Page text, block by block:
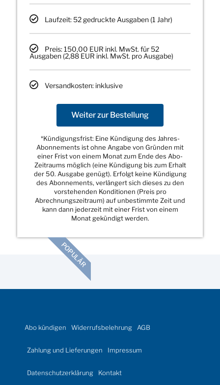
Laufzeit: 52 gedruckte Ausgaben (1 Jahr)
Preis: 150,00 EUR inkl. MwSt. für 52
Ausgaben (2,88 EUR inkl. MwSt. pro Ausgabe)
Versandkosten: inklusive
Weiter zur Bestellung
*Kündigungsfrist: Eine Kündigung des Jahres-
Abonnements ist ohne Angabe von Gründen mit
einer Frist von einem Monat zum Ende des Abo-
Zeitraums möglich (eine Kündigung bis zum Erhalt
der 50. Ausgabe genügt). Erfolgt keine Kündigung
des Abonnements, verlängert sich dieses zu den
vorstehenden Konditionen (Preis pro
Abrechnungszeitraum) auf unbestimmte Zeit und
kann dann jederzeit mit einer Frist von einem
Monat gekündigt werden.
POPULÄR
Abo kündigen Widerrufsbelehrung AGB
Zahlung und Lieferungen Impressum
Datenschutzerklärung Kontakt